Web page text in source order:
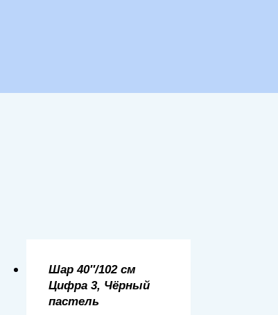
Шар 40″/102 см
Цифра 3, Чёрный
пастель